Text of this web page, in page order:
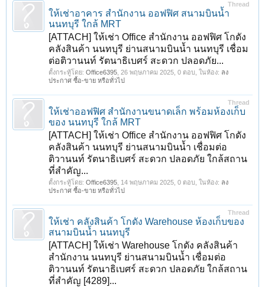
Thread
ให้เช่าอาคาร สำนักงาน ออฟฟิศ สนามบินน้ำ
นนทบุรี ใกล้ MRT
[ATTACH] ให้เช่า Office สำนักงาน ออฟฟิศ โกดัง
คลังสินค้า นนทบุรี ย่านสนามบินน้ำ นนทบุรี เชื่อม
ต่อติวานนท์ รัตนาธิเบศร์ สะดวก ปลอดภัย...
ตั้งกระทู้โดย: Office6395 26 พฤษภาคม 2025 , 0 ตอบ, ในห้อง: ลง
ประกาศ ซื้อ-ขาย หรือทั่วไป
Thread
ให้เช่าออฟฟิศ สำนักงานขนาดเล็ก พร้อมห้องเก็บ
ของ นนทบุรี ใกล้ MRT
[ATTACH] ให้เช่า Office สำนักงาน ออฟฟิศ โกดัง
คลังสินค้า นนทบุรี ย่านสนามบินน้ำ เชื่อมต่อ
ติวานนท์ รัตนาธิเบศร์ สะดวก ปลอดภัย ใกล้สถาน
ที่สำคัญ...
ตั้งกระทู้โดย: Office6395 14 พฤษภาคม 2025 , 0 ตอบ, ในห้อง: ลง
ประกาศ ซื้อ-ขาย หรือทั่วไป
Thread
ให้เช่า คลังสินค้า โกดัง Warehouse ห้องเก็บของ
สนามบินน้ำ นนทบุรี
[ATTACH] ให้เช่า Warehouse โกดัง คลังสินค้า
สำนักงาน นนทบุรี ย่านสนามบินน้ำ เชื่อมต่อ
ติวานนท์ รัตนาธิเบศร์ สะดวก ปลอดภัย ใกล้สถาน
ที่สำคัญ [4289]...